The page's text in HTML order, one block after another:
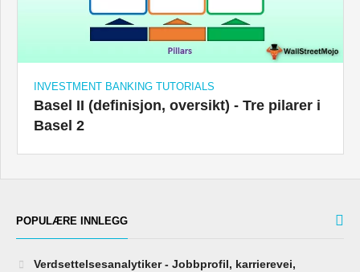
INVESTMENT BANKING TUTORIALS
Basel II (definisjon, oversikt) - Tre pilarer i
Basel 2
POPULÆRE INNLEGG
Verdsettelsesanalytiker - Jobbprofil, karrierevei,